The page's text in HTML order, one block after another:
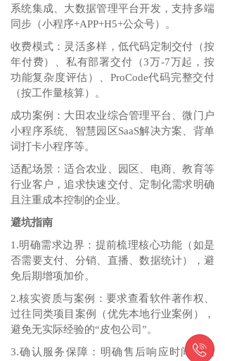
系统集成、大数据管理平台开发，支持多端
同步（小程序+APP+H5+公众号）。
收费模式：灵活多样，低代码定制交付（按
年付费）、私有部署交付（3万-7万起，按
功能复杂度评估）、ProCode代码完整交付
（按工作量核算）。
成功案例：大田农业综合管理平台、微门户
小程序系统、智慧园区SaaS解决方案、背单
词打卡小程序等。
适配场景：适合农业、园区、电商、教育等
行业客户，追求快速交付、定制化需求明确
且注重成本控制的企业。
避坑指南
1.明确需求边界：提前梳理核心功能（如是
否需要支付、分销、直播、数据统计），避
免后期增项加价。
2.核实资质与案例：要求查看软件著作权、
过往同类项目案例（优先本地行业案例），
避免无实际经验的“皮包公司”。
3.确认服务保障：明确售后响应时间（如
